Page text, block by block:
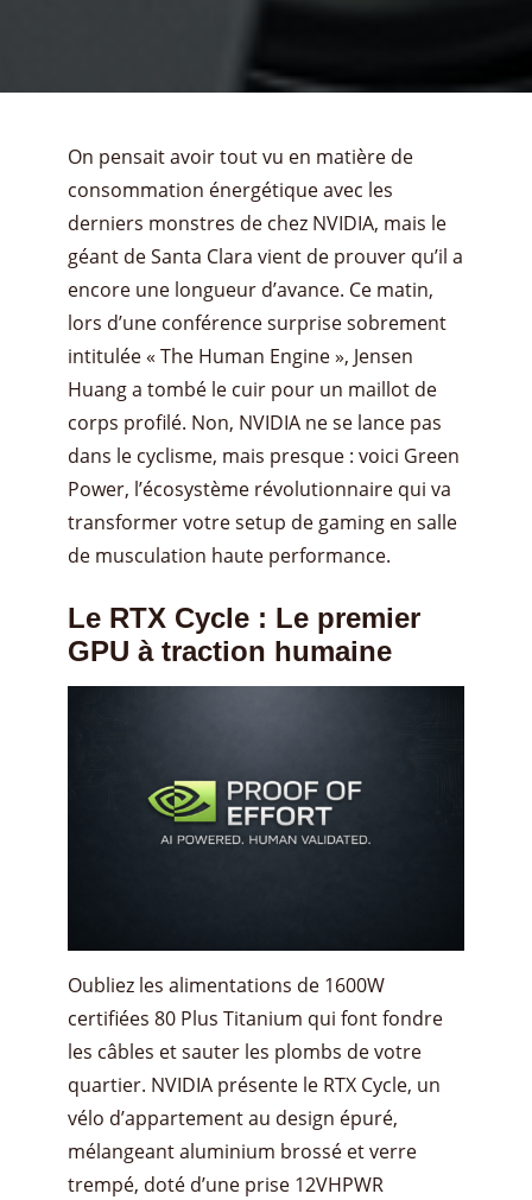
On pensait avoir tout vu en matière de
consommation énergétique avec les
derniers monstres de chez NVIDIA, mais le
géant de Santa Clara vient de prouver qu’il a
encore une longueur d’avance. Ce matin,
lors d’une conférence surprise sobrement
intitulée « The Human Engine », Jensen
Huang a tombé le cuir pour un maillot de
corps profilé. Non, NVIDIA ne se lance pas
dans le cyclisme, mais presque : voici Green
Power, l’écosystème révolutionnaire qui va
transformer votre setup de gaming en salle
de musculation haute performance.
Le RTX Cycle : Le premier
GPU à traction humaine
Oubliez les alimentations de 1600W
certifiées 80 Plus Titanium qui font fondre
les câbles et sauter les plombs de votre
quartier. NVIDIA présente le RTX Cycle, un
vélo d’appartement au design épuré,
mélangeant aluminium brossé et verre
trempé, doté d’une prise 12VHPWR